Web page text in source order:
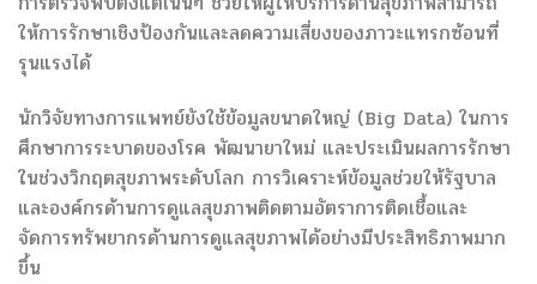
ให้การรักษาเชิงป้องกันและลดความเสี่ยงของภาวะแทรกซ้อนที่
รุนแรงได้
นักวิจัยทางการแพทย์ยังใช้ข้อมูลขนาดใหญ่ (Big Data) ในการ
ศึกษาการระบาดของโรค พัฒนายาใหม่ และประเมินผลการรักษา
ในช่วงวิกฤตสุขภาพระดับโลก การวิเคราะห์ข้อมูลช่วยให้รัฐบาล
และองค์กรด้านการดูแลสุขภาพติดตามอัตราการติดเชื้อและ
จัดการทรัพยากรด้านการดูแลสุขภาพได้อย่างมีประสิทธิภาพมาก
ขึ้น